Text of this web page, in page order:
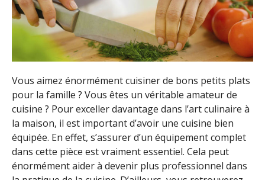
Vous aimez énormément cuisiner de bons petits plats
pour la famille ? Vous êtes un véritable amateur de
cuisine ? Pour exceller davantage dans l’art culinaire à
la maison, il est important d’avoir une cuisine bien
équipée. En effet, s’assurer d’un équipement complet
dans cette pièce est vraiment essentiel. Cela peut
énormément aider à devenir plus professionnel dans